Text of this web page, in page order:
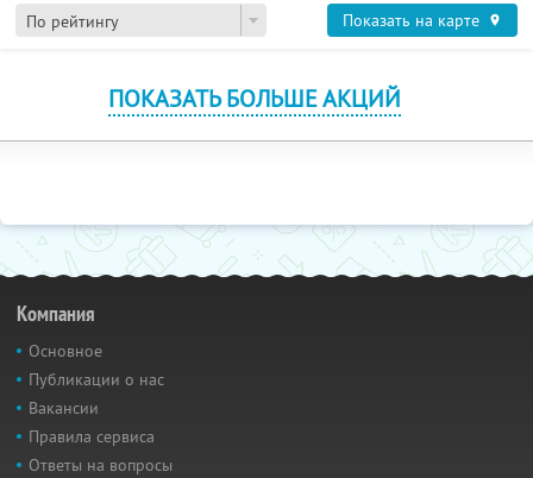
По рейтингу Показать на карте
ПОКАЗАТЬ БОЛЬШЕ АКЦИЙ
Компания
Основное
Публикации о нас
Вакансии
Правила сервиса
Ответы на вопросы